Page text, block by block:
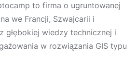
to firma o ugruntowanej
we Francji, Szwajcarii i
głębokiej wiedzy technicznej i
w rozwiązania GIS typu